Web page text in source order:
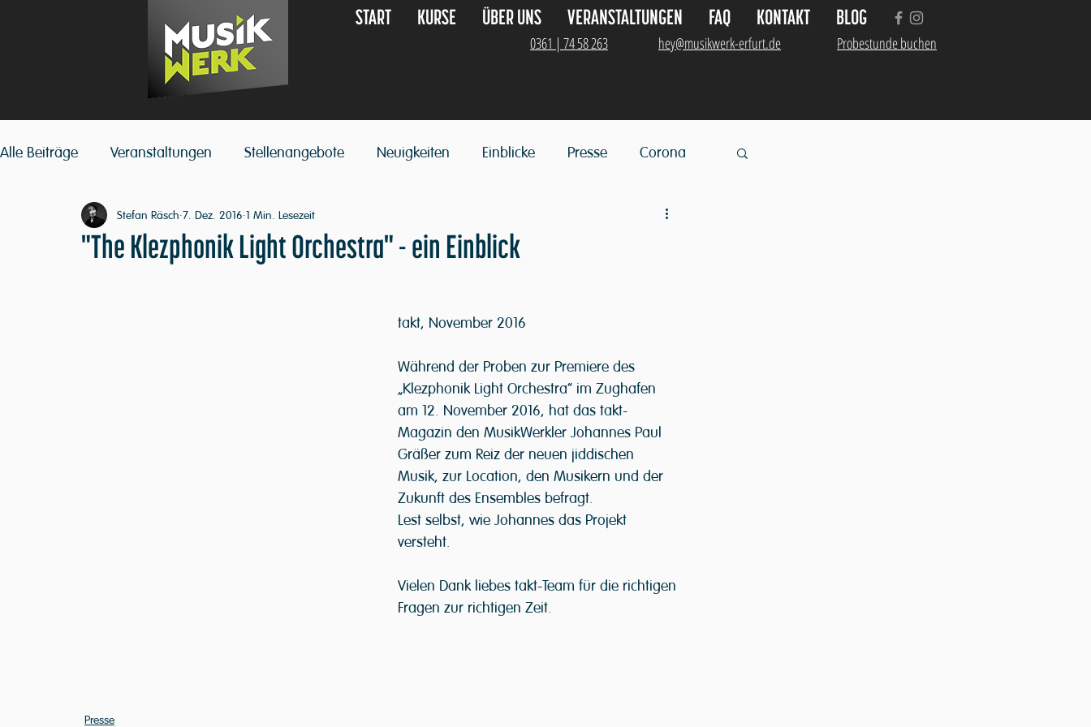
START KURSE ÜBER UNS VERANSTALTUNGEN FAQ KONTAKT BLOG
0361 | 74 58 263 hey@musikwerk-erfurt.de Probestunde buchen
Alle Beiträge Veranstaltungen Stellenangebote Neuigkeiten Einblicke Presse Corona
"The Klezphonik Light Orchestra" - ein Einblick
Stefan Räsch 7. Dez. 2016 1 Min. Lesezeit
takt, November 2016
Während der Proben zur Premiere des
„Klezphonik Light Orchestra“ im Zughafen
am 12. November 2016, hat das takt-
Magazin den MusikWerkler Johannes Paul
Gräßer zum Reiz der neuen jiddischen
Musik, zur Location, den Musikern und der
Zukunft des Ensembles befragt.
Lest selbst, wie Johannes das Projekt
versteht.
Vielen Dank liebes takt-Team für die richtigen
Fragen zur richtigen Zeit.
Presse